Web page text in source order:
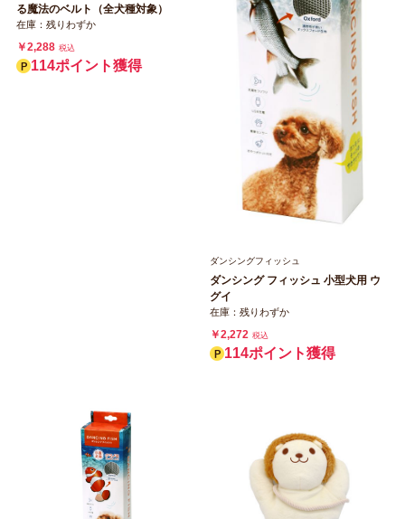
る魔法のベルト（全犬種対象）
在庫：残りわずか
￥2,288 税込
114ポイント獲得
ダンシングフィッシュ
ダンシング フィッシュ 小型犬用 ウ
グイ
在庫：残りわずか
￥2,272 税込
114ポイント獲得